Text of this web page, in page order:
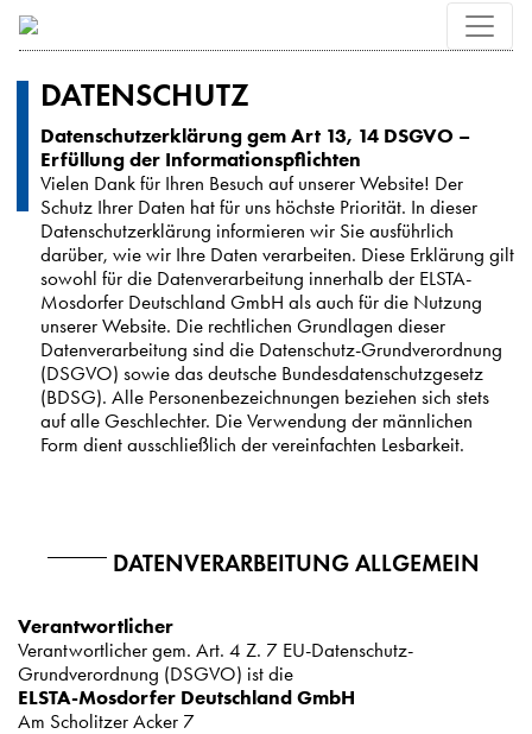
DATENSCHUTZ
Datenschutzerklärung gem Art 13, 14 DSGVO –
Erfüllung der Informationspflichten
Vielen Dank für Ihren Besuch auf unserer Website! Der
Schutz Ihrer Daten hat für uns höchste Priorität. In dieser
Datenschutzerklärung informieren wir Sie ausführlich
darüber, wie wir Ihre Daten verarbeiten. Diese Erklärung gilt
sowohl für die Datenverarbeitung innerhalb der ELSTA-
Mosdorfer Deutschland GmbH als auch für die Nutzung
unserer Website. Die rechtlichen Grundlagen dieser
Datenverarbeitung sind die Datenschutz-Grundverordnung
(DSGVO) sowie das deutsche Bundesdatenschutzgesetz
(BDSG). Alle Personenbezeichnungen beziehen sich stets
auf alle Geschlechter. Die Verwendung der männlichen
Form dient ausschließlich der vereinfachten Lesbarkeit.
DATENVERARBEITUNG ALLGEMEIN
Verantwortlicher
Verantwortlicher gem. Art. 4 Z. 7 EU-Datenschutz-
Grundverordnung (DSGVO) ist die
ELSTA-Mosdorfer Deutschland GmbH
Am Scholitzer Acker 7